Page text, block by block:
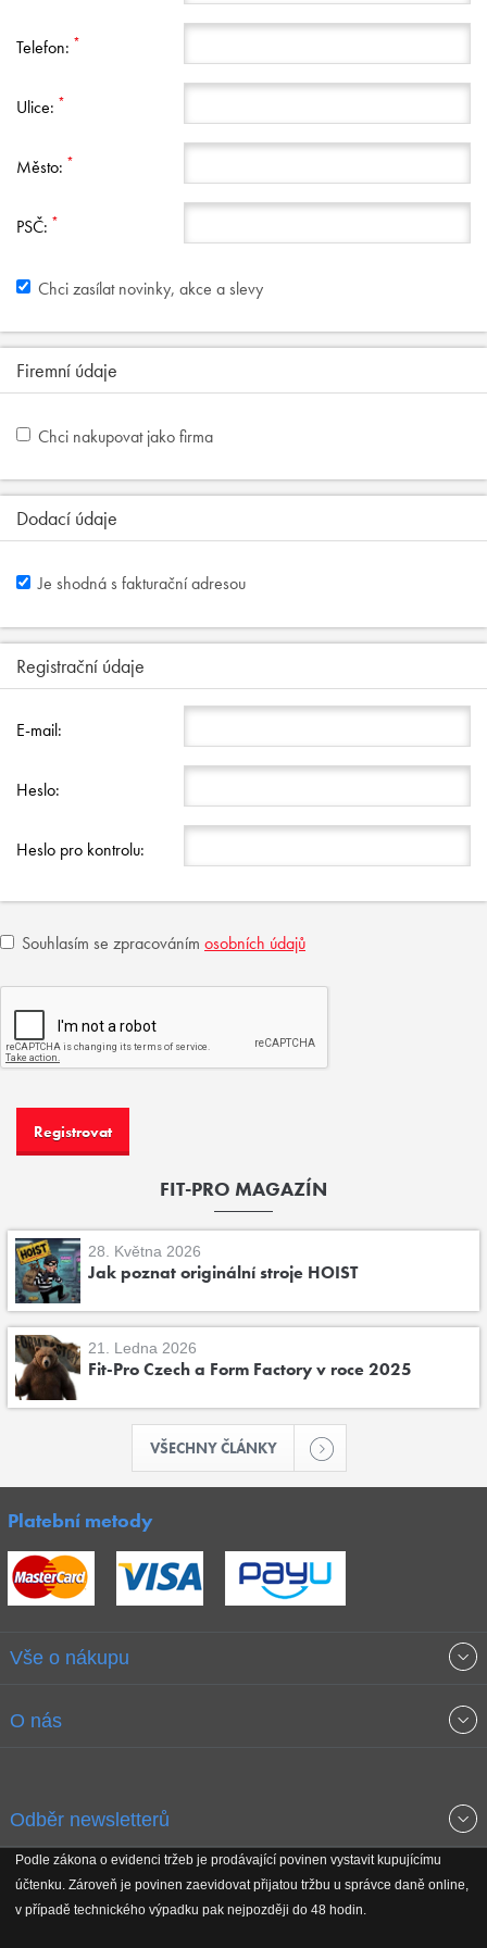
Telefon: *
Ulice: *
Město: *
PSČ: *
Chci zasílat novinky, akce a slevy
Firemní údaje
Chci nakupovat jako firma
Dodací údaje
Je shodná s fakturační adresou
Registrační údaje
E-mail:
Heslo:
Heslo pro kontrolu:
Souhlasím se zpracováním osobních údajů
FIT-PRO MAGAZÍN
28. Května 2026
Jak poznat originální stroje HOIST
21. Ledna 2026
Fit-Pro Czech a Form Factory v roce 2025
VŠECHNY ČLÁNKY
Platební metody
Vše o nákupu
Obchodní podmínky
Reklamační řád
O nás
Koho podporujeme
Odběr newsletterů
Podle zákona o evidenci tržeb je prodávající povinen vystavit kupujícímu
účtenku. Zároveň je povinen zaevidovat přijatou tržbu u správce daně online,
v případě technického výpadku pak nejpozději do 48 hodin.